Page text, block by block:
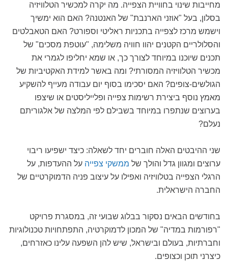
מחייבות שינוי בחוויית הצפייה. מה יקרה למכשיר הטלוויזיה
בסלון, בעל "אוזני הארנבת" של האנטנה? האם הוא ימשיך
וישמש מרכז לצפייה בתכניות ראליטי וספורט? האם הטאבלטים
והסלולריים הקטנים יהוו חוויה משלימה, "עוטפת מסכים" של
תכנים שיוכנו במיוחד לצורך כך, או שמא יחליפו לגמרי את
מכשיר הטלוויזיה המסורתי? ומה באשר למידת האקטיביות של
הגולשים-צופים? האם יסכימו בסוף יום עבודה מעייף להשקיע
מאמץ נוסף ביצירת רשימות צפייה ופלייליסטים או שיצפו
בערוצים שנתפרו במיוחד בשבילם לפי המלצה של אלגוריתם
נעלם?
שני ההיבטים האלה חוברים יחד לשאלה: כיצד ישפיעו ריבוי
ערוצים ומגוון גדל והולך של ממשקי צפייה על ההעדפות, על
הרגלי הצפייה בטלוויזיה ואפילו על עיצוב פניה הדמוקרטיים של
החברה הישראלית.
בחודשים הבאים נסקור בבלוג שבועי זה, במסגרת פרויקט
"רפורמות במדיה" של המכון לדמוקרטיה, התפתחויות טכנולוגיות
וחברתיות, בעולם ובישראל, שיש להן השפעה עלינו כאזרחים,
כיצרני תוכן וכצופים.